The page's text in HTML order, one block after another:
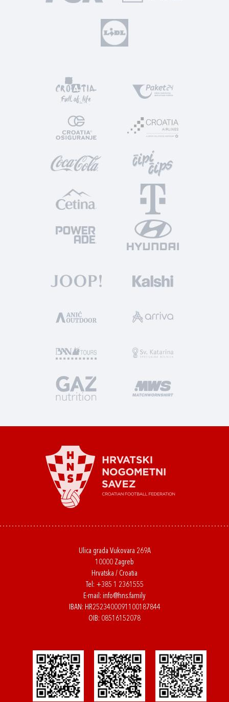
Ulica grada Vukovara 269A
10000 Zagreb
Hrvatska / Croatia
Tel: +385 1 2361555
E-mail: info@hns.family
IBAN: HR2523400091100187844
OIB: 08516152078